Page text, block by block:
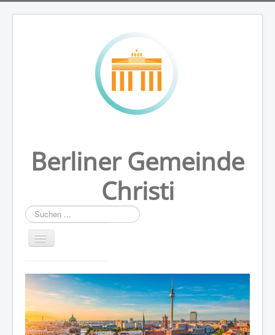
Berliner Gemeinde
Christi
Suchen
...
WER WIR SIND
GOTTESDIENST
PREDIGTEN